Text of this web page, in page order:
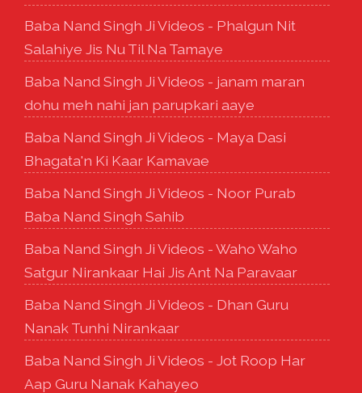
Baba Nand Singh Ji Videos - Phalgun Nit
Salahiye Jis Nu Til Na Tamaye
Baba Nand Singh Ji Videos - janam maran
dohu meh nahi jan parupkari aaye
Baba Nand Singh Ji Videos - Maya Dasi
Bhagata'n Ki Kaar Kamavae
Baba Nand Singh Ji Videos - Noor Purab
Baba Nand Singh Sahib
Baba Nand Singh Ji Videos - Waho Waho
Satgur Nirankaar Hai Jis Ant Na Paravaar
Baba Nand Singh Ji Videos - Dhan Guru
Nanak Tunhi Nirankaar
Baba Nand Singh Ji Videos - Jot Roop Har
Aap Guru Nanak Kahayeo